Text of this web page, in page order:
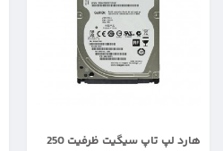
هارد لپ تاپ سیگیت ظرفیت 250